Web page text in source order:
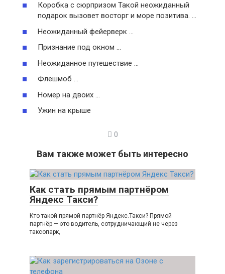
Коробка с сюрпризом Такой неожиданный
подарок вызовет восторг и море позитива. …
Неожиданный фейерверк …
Признание под окном …
Неожиданное путешествие …
Флешмоб …
Номер на двоих …
Ужин на крыше
0
Вам также может быть интересно
Как стать прямым партнёром
Яндекс Такси?
Кто такой прямой партнёр Яндекс.Такси? Прямой
партнёр — это водитель, сотрудничающий не через
таксопарк,